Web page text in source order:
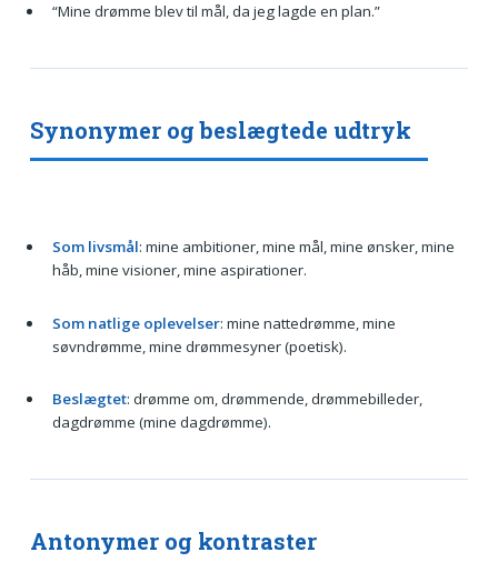
“Mine drømme blev til mål, da jeg lagde en plan.”
Synonymer og beslægtede udtryk
Som livsmål: mine ambitioner, mine mål, mine ønsker, mine
håb, mine visioner, mine aspirationer.
Som natlige oplevelser: mine nattedrømme, mine
søvndrømme, mine drømmesyner (poetisk).
Beslægtet: drømme om, drømmende, drømmebilleder,
dagdrømme (mine dagdrømme).
Antonymer og kontraster